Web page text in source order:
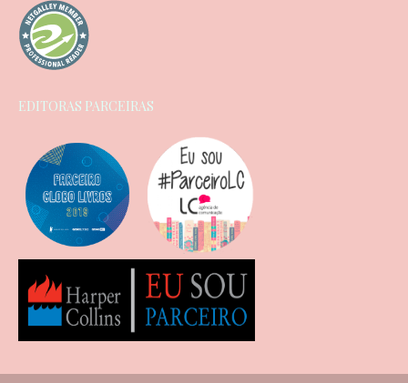
EDITORAS PARCEIRAS